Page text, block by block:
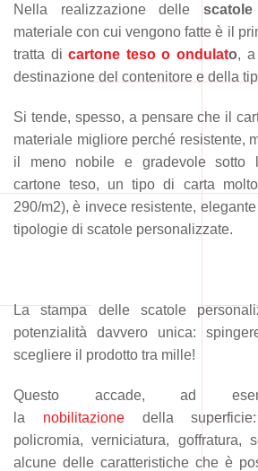
Nella realizzazione delle
materiale con cui vengono fatte è il
tratta dicartone teso o ondulato, a
destinazione del contenitore e della
Si tende, spesso, a pensare che il
materiale migliore perché resistente,
il meno nobile e gradevole sotto
cartone teso, un tipo di carta
290/m2), è invece resistente,
tipologie di scatole personalizzate.
La stampa delle scatole
potenzialità davvero unica:
scegliere il prodotto tra mille!
Questo accade, ad
la nobilitazionedella superficie:
policromia, verniciatura, goffratura,
alcune delle caratteristiche che è